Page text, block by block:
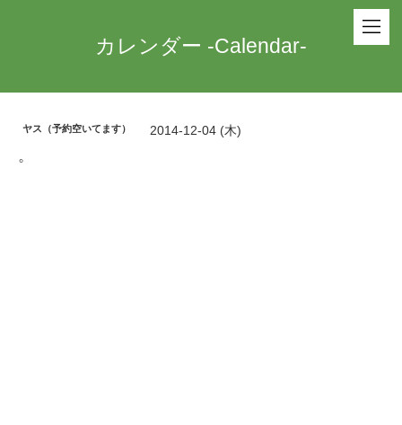
カレンダー -Calendar-
ヤス（予約空いてます） 2014-12-04 (木)
。